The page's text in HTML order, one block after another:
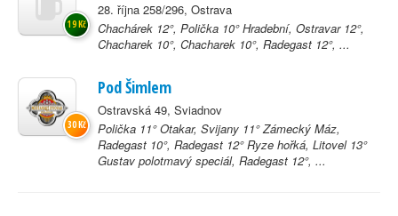
28. října 258/296, Ostrava
Chachárek 12°, Polička 10° Hradební, Ostravar 12°,
Chacharek 10°, Chacharek 10°, Radegast 12°, ...
19 Kč
Pod Šimlem
Ostravská 49, Sviadnov
Polička 11° Otakar, Svijany 11° Zámecký Máz,
Radegast 10°, Radegast 12° Ryze hořká, Litovel 13°
Gustav polotmavý speciál, Radegast 12°, ...
30 Kč